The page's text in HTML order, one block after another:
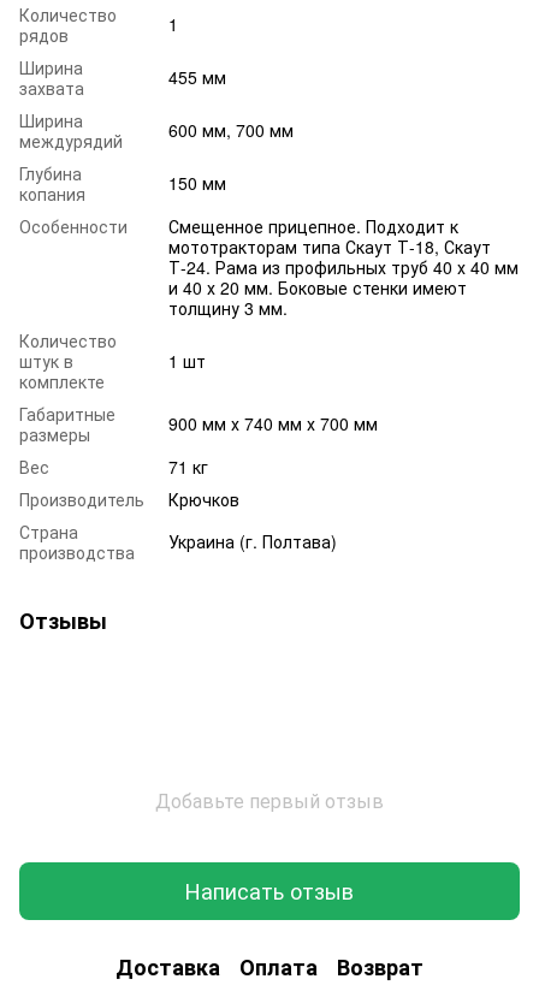
Количество
рядов
1
Ширина
захвата
455 мм
Ширина
междурядий
600 мм, 700 мм
Глубина
копания
150 мм
Особенности
Смещенное прицепное. Подходит к
мототракторам типа Скаут Т-18, Скаут
Т-24. Рама из профильных труб 40 х 40 мм
и 40 х 20 мм. Боковые стенки имеют
толщину 3 мм.
Количество
штук в
комплекте
1 шт
Габаритные
размеры
900 мм х 740 мм х 700 мм
Вес
71 кг
Производитель
Крючков
Страна
производства
Украина (г. Полтава)
Отзывы
Добавьте первый отзыв
Написать отзыв
Доставка Оплата Возврат